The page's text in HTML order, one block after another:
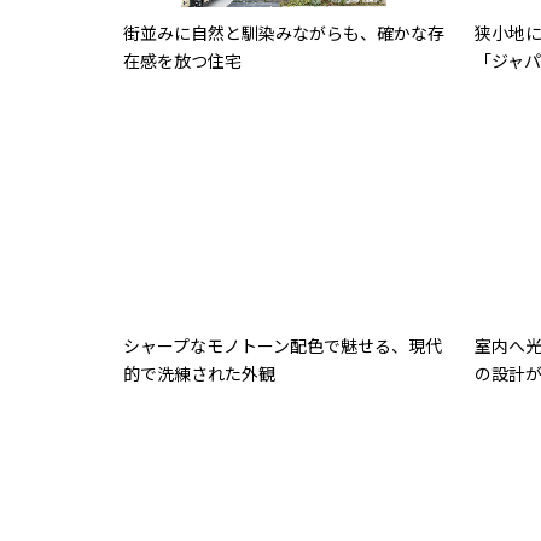
街並みに自然と馴染みながらも、確かな存
在感を放つ住宅
狭小地
「ジャ
シャープなモノトーン配色で魅せる、現代
的で洗練された外観
室内へ
の設計